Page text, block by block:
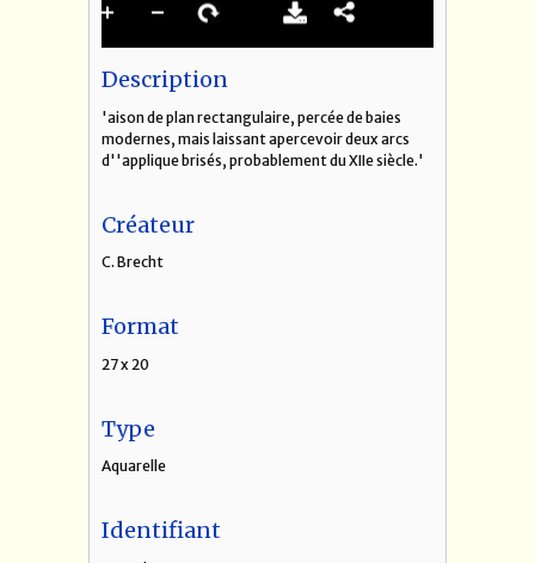
Description
'aison de plan rectangulaire, percée de baies
modernes, mais laissant apercevoir deux arcs
d''applique brisés, probablement du XIIe siècle.'
Créateur
C. Brecht
Format
27 x 20
Type
Aquarelle
Identifiant